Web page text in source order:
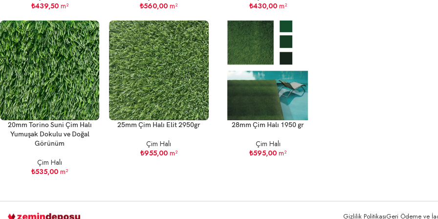
₺439,50m²
₺560,00 m²
₺430,00m²
20mm Torino Suni Çim Halı
Yumuşak Dokulu ve Doğal
Görünüm
Çim Halı
₺535,00 m²
25mm Çim Halı Elit 2950gr
Çim Halı
₺955,00m²
28mm Çim Halı 1950 gr
Çim Halı
₺595,00 m²
Gizlilik PolitikasıGeri Ödeme ve